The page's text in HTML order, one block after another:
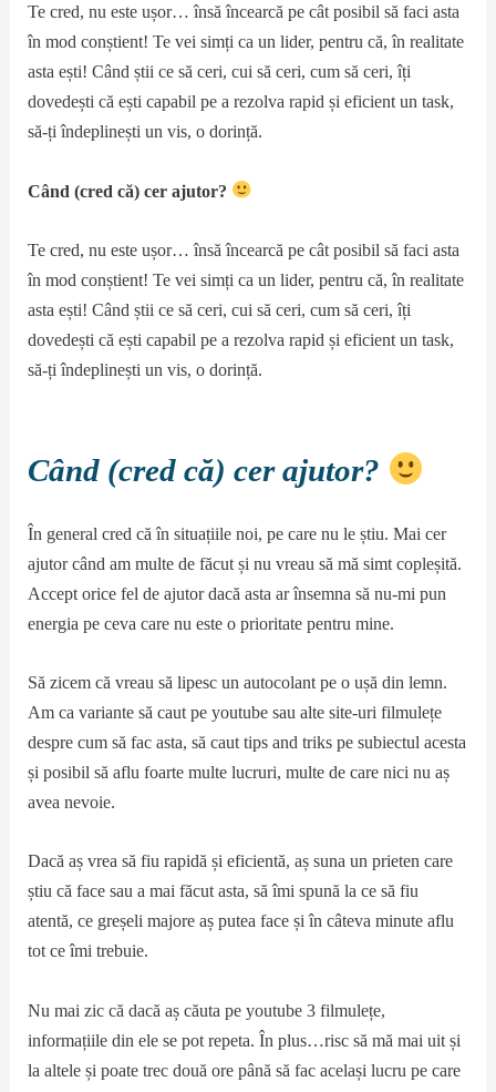
Te cred, nu este ușor… însă încearcă pe cât posibil să faci asta
în mod conștient! Te vei simți ca un lider, pentru că, în realitate
asta ești! Când știi ce să ceri, cui să ceri, cum să ceri, îți
dovedești că ești capabil pe a rezolva rapid și eficient un task,
să-ți îndeplinești un vis, o dorință.
Când (cred că) cer ajutor?
Te cred, nu este ușor… însă încearcă pe cât posibil să faci asta
în mod conștient! Te vei simți ca un lider, pentru că, în realitate
asta ești! Când știi ce să ceri, cui să ceri, cum să ceri, îți
dovedești că ești capabil pe a rezolva rapid și eficient un task,
să-ți îndeplinești un vis, o dorință.
Când (cred că) cer ajutor?
În general cred că în situațiile noi, pe care nu le știu. Mai cer
ajutor când am multe de făcut și nu vreau să mă simt copleșită.
Accept orice fel de ajutor dacă asta ar însemna să nu-mi pun
energia pe ceva care nu este o prioritate pentru mine.
Să zicem că vreau să lipesc un autocolant pe o ușă din lemn.
Am ca variante să caut pe youtube sau alte site-uri filmulețe
despre cum să fac asta, să caut tips and triks pe subiectul acesta
și posibil să aflu foarte multe lucruri, multe de care nici nu aș
avea nevoie.
Dacă aș vrea să fiu rapidă și eficientă, aș suna un prieten care
știu că face sau a mai făcut asta, să îmi spună la ce să fiu
atentă, ce greșeli majore aș putea face și în câteva minute aflu
tot ce îmi trebuie.
Nu mai zic că dacă aș căuta pe youtube 3 filmulețe,
informațiile din ele se pot repeta. În plus…risc să mă mai uit și
la altele și poate trec două ore până să fac același lucru pe care